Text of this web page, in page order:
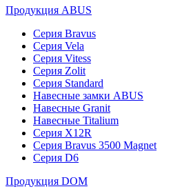
Продукция ABUS
Серия Bravus
Серия Vela
Серия Vitess
Серия Zolit
Серия Standard
Навесные замки ABUS
Навесные Granit
Навесные Titalium
Серия X12R
Серия Bravus 3500 Magnet
Серия D6
Продукция DOM